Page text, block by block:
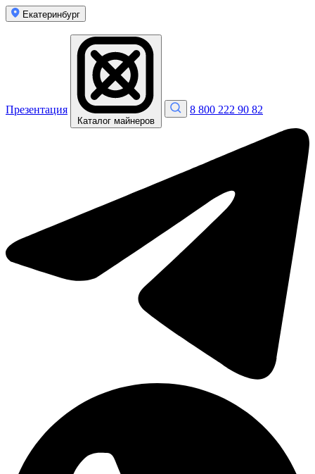
Екатеринбург
Презентация
Каталог майнеров
8 800 222 90 82